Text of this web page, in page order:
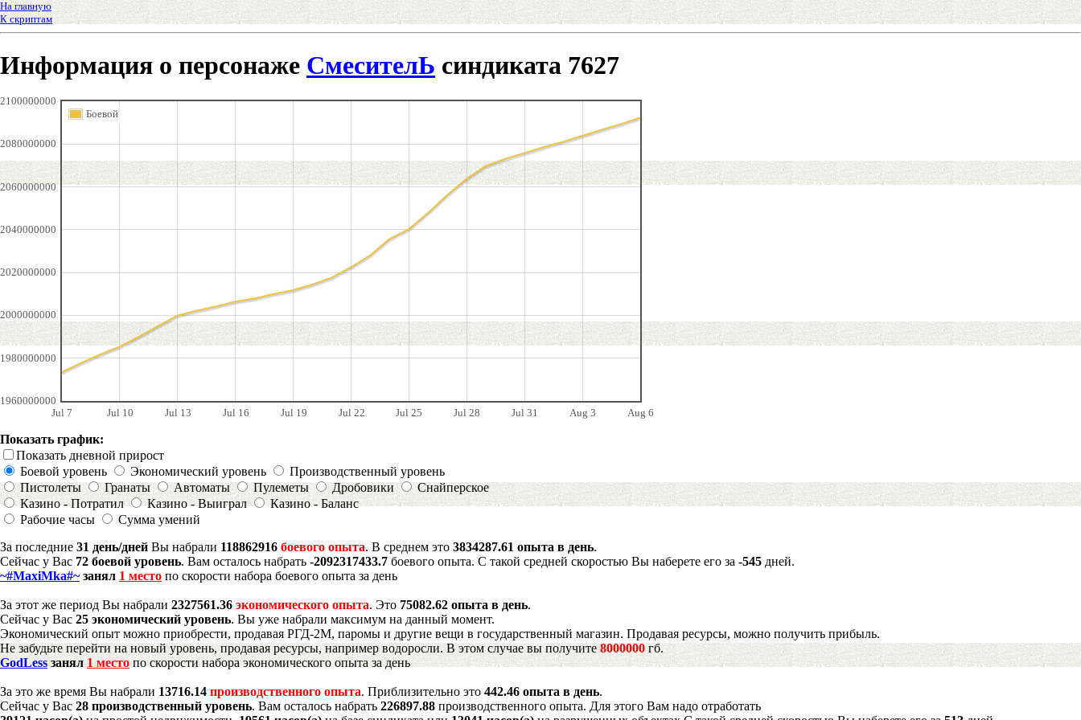
На главную
К скриптам
Информация о персонаже СмесителЬ синдиката 7627
Jul 7 Jul 10 Jul 13 Jul 16 Jul 19 Jul 22 Jul 25 Jul 28 Jul 31 Aug 3 Aug 6
1960000000
1980000000
2000000000
2020000000
2040000000
2060000000
2080000000
2100000000
Боевой
Показать график:
Показать дневной прирост
Боевой уровень
Экономический уровень
Производственный уровень
Пистолеты
Гранаты Автоматы Пулеметы Дробовики
Снайперское
Казино - Потратил
Казино - Выиграл
Казино - Баланс
Рабочие часы
Сумма умений
За последние 31 день/дней Вы набрали 118862916 боевого опыта. В среднем это 3834287.61 опыта в день.
Сейчас у Вас 72 боевой уровень. Вам осталось набрать -2092317433.7 боевого опыта. С такой средней скоростью Вы наберете его за -545 дней.
~#MaxiMka#~занял 1 место по скорости набора боевого опыта за день
За этот же период Вы набрали 2327561.36 экономического опыта. Это 75082.62 опыта в день.
Сейчас у Вас 25 экономический уровень. Вы уже набрали максимум на данный момент.
Экономический опыт можно приобрести, продавая РГД-2М, паромы и другие вещи в государственный магазин. Продавая ресурсы, можно получить прибыль.
Не забудьте перейти на новый уровень, продавая ресурсы, например водоросли. В этом случае вы получите 8000000 гб.
GodLess занял 1 место по скорости набора экономического опыта за день
За это же время Вы набрали 13716.14 производственного опыта. Приблизительно это 442.46 опыта в день.
Сейчас у Вас 28 производственный уровень. Вам осталось набрать 226897.88 производственного опыта. Для этого Вам надо отработать